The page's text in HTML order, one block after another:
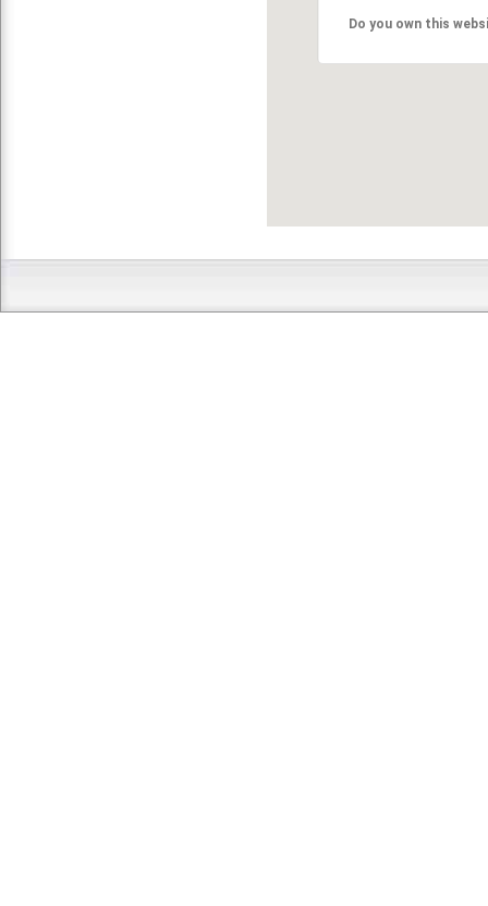
Do you own this